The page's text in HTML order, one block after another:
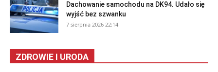
Dachowanie samochodu na DK94. Udało się
wyjść bez szwanku
7 sierpnia 2026 22:14
ZDROWIE I URODA